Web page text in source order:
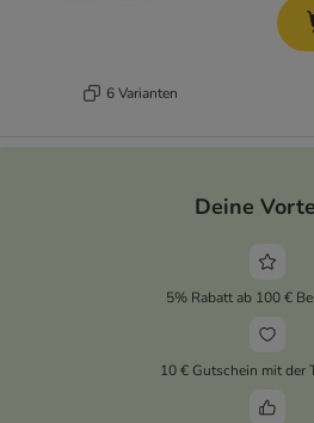
6 Varianten
Deine
5% Rabatt ab 100 €
10 € Gutschein mit der